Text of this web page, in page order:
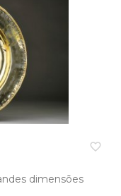
favorite_border
dimensões